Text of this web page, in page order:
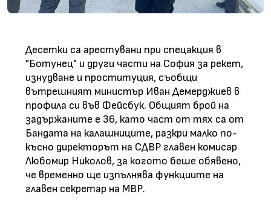
Десетки са арестувани при спецакция в
"Ботунец" и други части на София за рекет,
изнудване и проституция, съобщи
вътрешният министър Иван Демерджиев в
профила си във Фейсбук. Общият брой на
задържаните е 36, като част от тях са от
Бандата на калашниците, разкри малко по-
късно директорът на СДВР главен комисар
Любомир Николов, за когото беше обявено,
че временно ще изпълнява функциите на
главен секретар на МВР.